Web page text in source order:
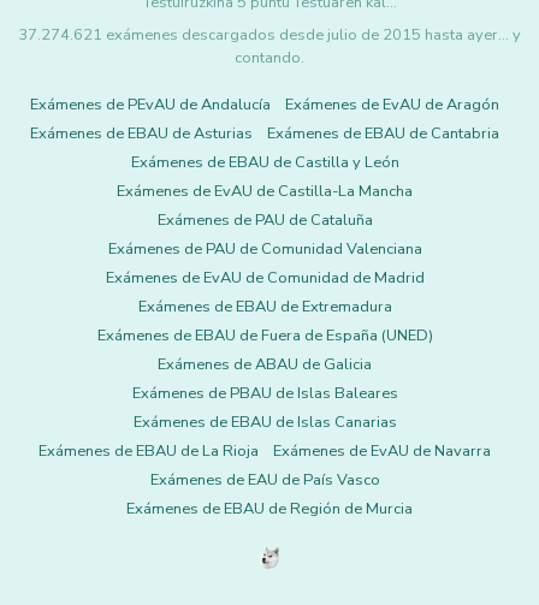
37.274.621 exámenes descargados desde julio de 2015 hasta ayer... y
contando.
Exámenes de PEvAU de Andalucía
Exámenes de EvAU de Aragón
Exámenes de EBAU de Asturias
Exámenes de EBAU de Cantabria
Exámenes de EBAU de Castilla y León
Exámenes de EvAU de Castilla-La Mancha
Exámenes de PAU de Cataluña
Exámenes de PAU de Comunidad Valenciana
Exámenes de EvAU de Comunidad de Madrid
Exámenes de EBAU de Extremadura
Exámenes de EBAU de Fuera de España (UNED)
Exámenes de ABAU de Galicia
Exámenes de PBAU de Islas Baleares
Exámenes de EBAU de Islas Canarias
Exámenes de EBAU de La Rioja
Exámenes de EvAU de Navarra
Exámenes de EAU de País Vasco
Exámenes de EBAU de Región de Murcia